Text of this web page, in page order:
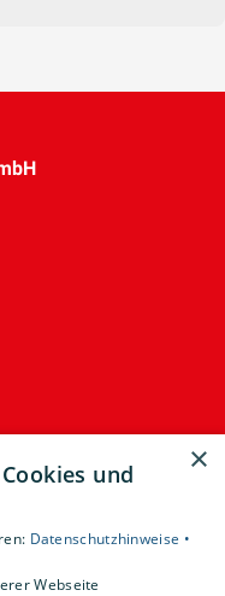
×
und
Datenschutzhinweise •
Webseite